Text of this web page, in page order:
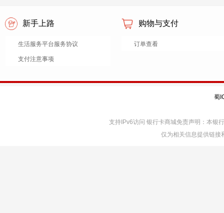
新手上路
生活服务平台服务协议
支付注意事项
购物与支付
订单查看
蜀
支持IPv6访问 银行卡商城免责声明：本银
仅为相关信息提供链接